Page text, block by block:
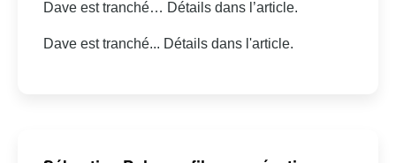
Dave est tranché… Détails dans l’article.
Dave est tranché... Détails dans l'article.